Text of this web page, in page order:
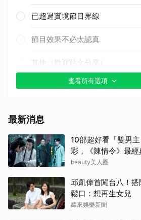
已超過實境節目界線
節目效果不必太認真
其他（歡迎貼文分享）
查看所有選項
最新消息
10部超好看「雙男
彩，《陳情令》最
倒好評
beauty美人圈
邱凱偉首闖台八！
鬆口：想再生女兒
緯來娛樂新聞